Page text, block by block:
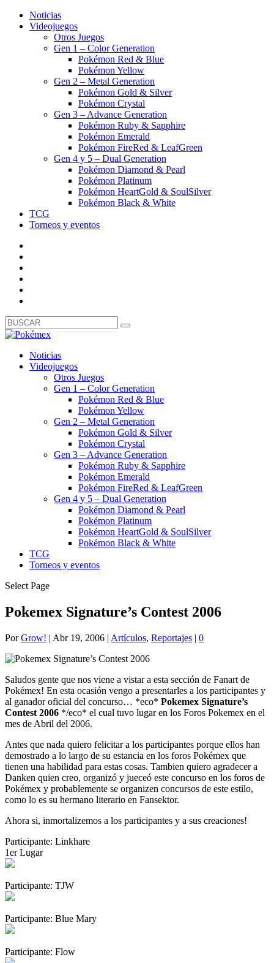
Noticias
Videojuegos
Otros Juegos
Gen 1 – Color Generation
Pokémon Red & Blue
Pokémon Yellow
Gen 2 – Metal Generation
Pokémon Gold & Silver
Pokémon Crystal
Gen 3 – Advance Generation
Pokémon Ruby & Sapphire
Pokémon Emerald
Pokémon FireRed & LeafGreen
Gen 4 y 5 – Dual Generation
Pokémon Diamond & Pearl
Pokémon Platinum
Pokémon HeartGold & SoulSilver
Pokémon Black & White
TCG
Torneos y eventos
Noticias
Videojuegos
Otros Juegos
Gen 1 – Color Generation
Pokémon Red & Blue
Pokémon Yellow
Gen 2 – Metal Generation
Pokémon Gold & Silver
Pokémon Crystal
Gen 3 – Advance Generation
Pokémon Ruby & Sapphire
Pokémon Emerald
Pokémon FireRed & LeafGreen
Gen 4 y 5 – Dual Generation
Pokémon Diamond & Pearl
Pokémon Platinum
Pokémon HeartGold & SoulSilver
Pokémon Black & White
TCG
Torneos y eventos
Select Page
Pokemex Signature’s Contest 2006
PorGrow! | Abr 19, 2006 | Artículos, Reportajes | 0
Saludos gente que nos viene a vistar a esta sección de Fanart de
Pokémex! En esta ocasión vengo a presentarles a los participantes y
al ganador oficial del concurso… *eco* Pokemex Signature’s
Contest 2006 */eco* el cual tuvo lugar en los Foros Pokemex en el
mes de Abril del 2006.
Antes que nada quiero felicitar a los participantes porque ellos han
demostrado a lo largo de su estancia en los foros Pokémex que
tienen una habilidad para estas cosas. Tambien quiero agradecer a
Danken quien creo, organizó y jueceó este concurso en los foros de
Pokémex y probablemente se organizen concursos de este estilo,
como lo es su hermano literario en Fansektor.
Ahora si, inmortalizemos a los participantes y a sus creaciones!
Participante: Linkhare
1er Lugar
Participante: TJW
Participante: Blue Mary
Participante: Flow